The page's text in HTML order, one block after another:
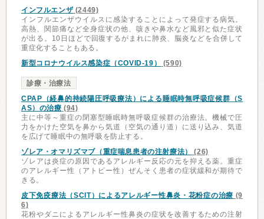
インフルエンザ(2449)
インフルエンザウイルスに感染することによって発症する病気。
高熱、関節痛など全身症状の他、咳きや鼻水など風邪と似た症状
が出る。10日ほどで回復するがまれに肺炎、脳炎などを合併して
重症化することもある。
新型コロナウイルス感染症（COVID-19）
(590)
診療・治療法
CPAP（経鼻的持続陽圧呼吸療法）による睡眠時無呼吸症候群（S
AS）の治療 (94)
主に中等～重症の閉塞型睡眠時無呼吸症候群の治療法。機械で圧
力をかけた空気を鼻から気道（空気の通り道）に送り込み、気道
を広げて睡眠中の無呼吸を防止する。
ゾレア・オマリズマブ（重症喘息患者の注射療法）
(26)
ゾレアは炎症の原因であるアレルギー反応の元を抑える薬。重症
のアレルギー性（アトピー性）ぜんそく患者の症状緩和が期待で
きる。
皮下免疫療法（SCIT）によるアレルギー性鼻炎・花粉症の治療 (9
6)
花粉やダニによるアレルギー性鼻炎の症状を改善するための注射